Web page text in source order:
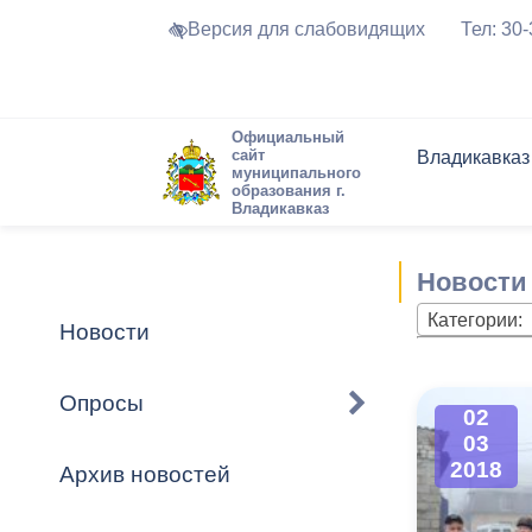
Версия для слабовидящих Тел:
Официальный
сайт
муниципального
образования г.
Владикавказ
Владикавказ
Устав города
Города-
городского
Торги и
Формы
Обратная
Комиссии
График
Новостная
Актуально
Новости
Опросы
Архив новостей
Новости
Категории:
02
03
2018